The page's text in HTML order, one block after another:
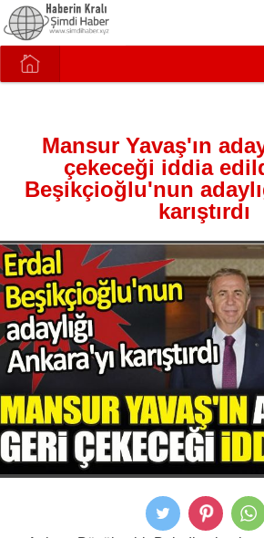
Mansur Yavaş'ın
çekeceği iddia
Beşikçioğlu'nun
karıştırdı